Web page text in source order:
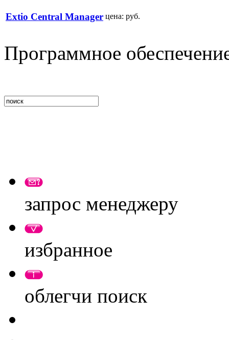
Extio Central Manager цена: руб.
Программное
запрос менеджеру
избранное
облегчи поиск